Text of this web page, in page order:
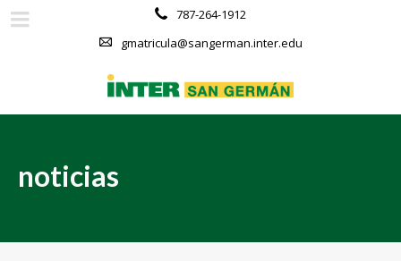
787-264-1912
gmatricula@sangerman.inter.edu
noticias